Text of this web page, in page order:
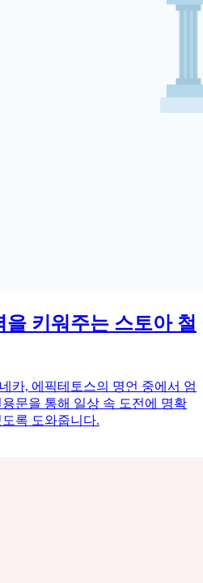
키워주는 스토아 철
카, 에픽테토스의 명언 중에서 엄
문을 통해 일상 속 도전에 명확
록 도와줍니다.